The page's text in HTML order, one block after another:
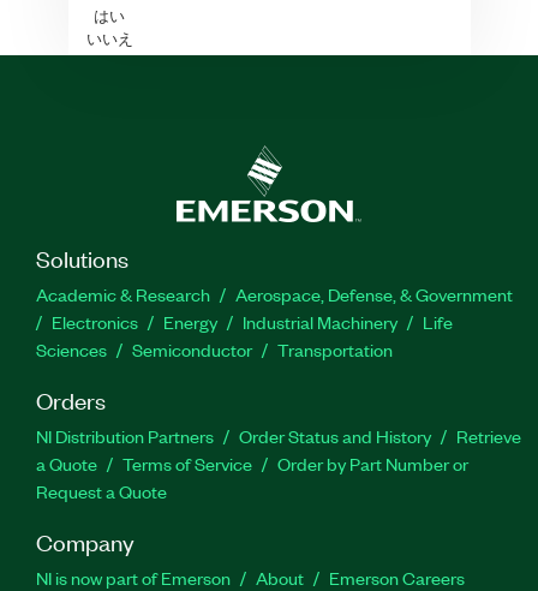
はい
いいえ
Solutions
Academic & Research
Aerospace, Defense, & Government
Electronics
Energy Industrial Machinery
Life
Sciences
Semiconductor Transportation
Orders
NI Distribution Partners Order Status and History
Retrieve
a Quote
Terms of Service
Order by Part Number or
Request a Quote
Company
NI is now part of Emerson About
Emerson Careers